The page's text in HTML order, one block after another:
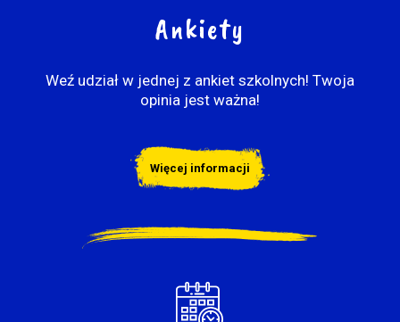
Ankiety
Weź udział w jednej z ankiet szkolnych! Twoja
opinia jest ważna!
Więcej informacji